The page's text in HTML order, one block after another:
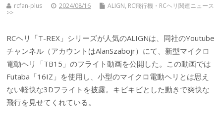
rcfan-plus 2024/08/16 ALIGN, RC飛行機・RCヘリ関連ニュース
>>
RCヘリ「T-REX」シリーズが人気のALIGNは、同社のYoutube
チャンネル（アカウントはAlanSzabojr）にて、新型マイクロ
電動ヘリ「TB15」のフライト動画を公開した。この動画では
Futaba「16IZ」を使用し、小型のマイクロ電動ヘリとは思え
ない軽快な3Dフライトを披露。キビキビとした動きで爽快な
飛行を見せてくれている。